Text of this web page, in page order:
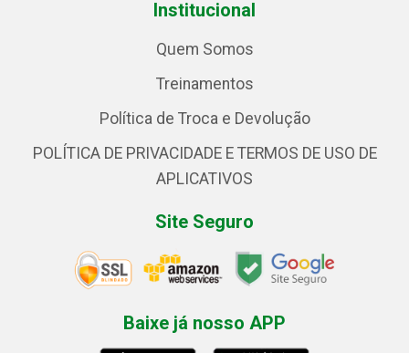
Institucional
Quem Somos
Treinamentos
Política de Troca e Devolução
POLÍTICA DE PRIVACIDADE E TERMOS DE USO DE
APLICATIVOS
Site Seguro
Baixe já nosso APP